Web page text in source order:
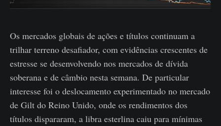
Os mercados globais de ações e títulos continuam a
trilhar terreno desafiador, com evidências crescentes de
estresse se desenvolvendo nos mercados de dívida
soberana e de câmbio nesta semana. De particular
interesse foi o deslocamento experimentado no mercado
de Gilt do Reino Unido, onde os rendimentos dos
títulos dispararam, a libra esterlina caiu para mínimas